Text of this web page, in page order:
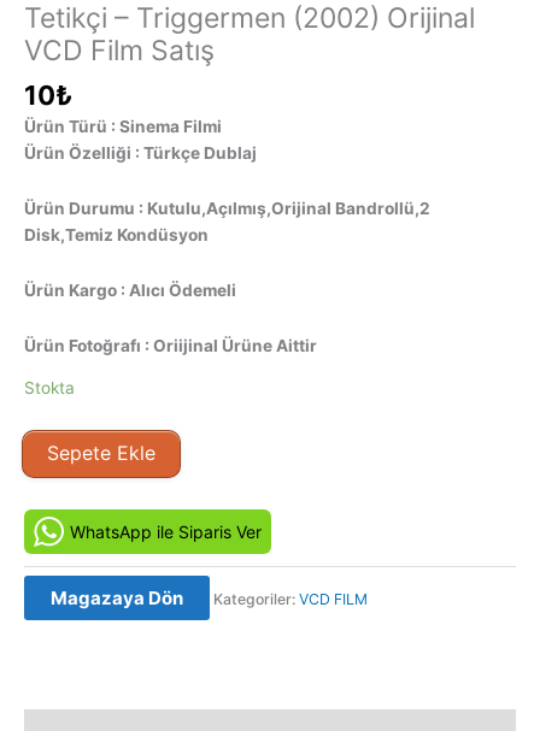
Tetikçi – Triggermen (2002) Orijinal
VCD Film Satış
10₺
Ürün Türü : Sinema Filmi
Ürün Özelliği : Türkçe Dublaj
Ürün Durumu : Kutulu,Açılmış,Orijinal Bandrollü,2
Disk,Temiz Kondüsyon
Ürün Kargo : Alıcı Ödemeli
Ürün Fotoğrafı : Oriijinal Ürüne Aittir
Stokta
Tetikçi
-
(2002)
Orijinal
VCD
Film
Sepete Ekle
WhatsApp ile Siparis Ver
Magazaya Dön Kategoriler: VCD FILM